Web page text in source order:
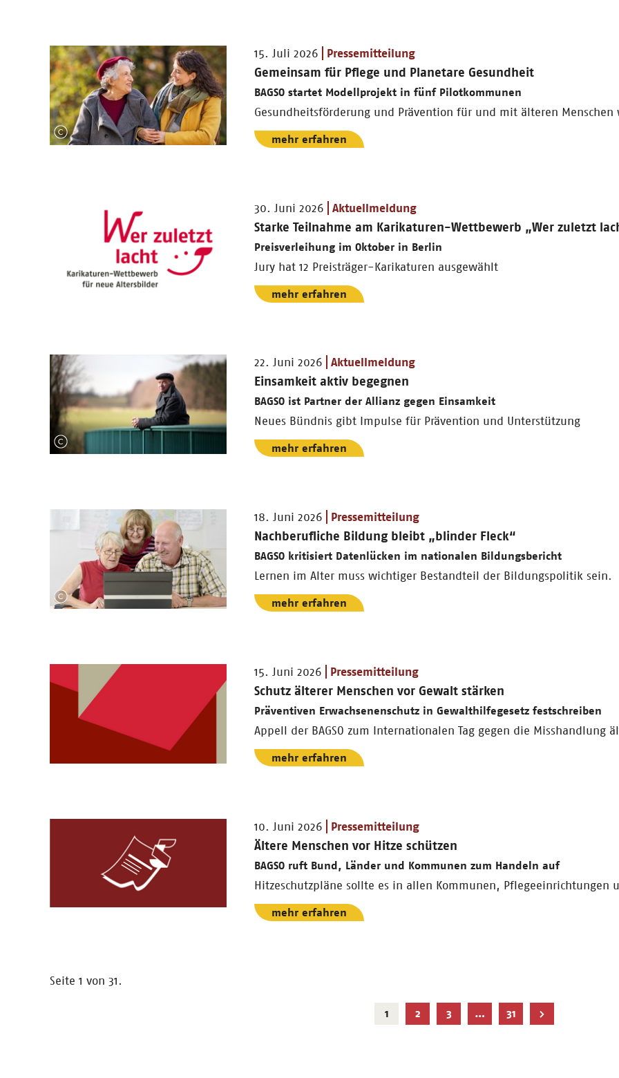
15. Juli 2026 Pressemitteilung
Gemeinsam für Pflege und Planetare Gesundheit
BAGSO startet Modellprojekt in fünf Pilotkommunen
Gesundheitsförderung und Prävention für und mit älteren
mehr erfahren
30. Juni 2026 Aktuellmeldung
Starke Teilnahme am Karikaturen-Wettbewerb „Wer zuletzt
Preisverleihung im Oktober in Berlin
Jury hat 12 Preisträger-Karikaturen ausgewählt
mehr erfahren
22. Juni 2026 Aktuellmeldung
Einsamkeit aktiv begegnen
BAGSO ist Partner der Allianz gegen Einsamkeit
Neues Bündnis gibt Impulse für Prävention und Unterstützung
mehr erfahren
18. Juni 2026 Pressemitteilung
Nachberufliche Bildung bleibt „blinder Fleck“
BAGSO kritisiert Datenlücken im nationalen Bildungsbericht
Lernen im Alter muss wichtiger Bestandteil der Bildungspolitik sein.
mehr erfahren
15. Juni 2026 Pressemitteilung
Schutz älterer Menschen vor Gewalt stärken
Präventiven Erwachsenenschutz in Gewalthilfegesetz festschreiben
Appell der BAGSO zum Internationalen Tag gegen die Misshandlung
mehr erfahren
10. Juni 2026 Pressemitteilung
Ältere Menschen vor Hitze schützen
BAGSO ruft Bund, Länder und Kommunen zum Handeln auf
Hitzeschutzpläne sollte es in allen Kommunen, Pflegeeinrichtungen
mehr erfahren
Seite 1 von 31.
1Aktuelle
Seite
2 3 … 31